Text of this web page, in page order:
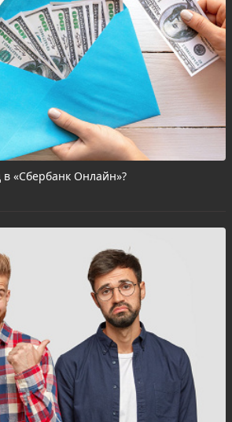
«Сбербанк Онлайн»?